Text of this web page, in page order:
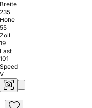
Breite
235
Höhe
55
Zoll
19
Last
101
Speed
V